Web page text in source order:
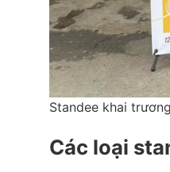
Standee khai
Các loại